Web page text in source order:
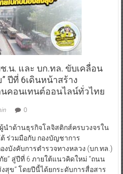
.น. และ บก.ทล. ขับเคลื่อน
ปีที่ 6เดินหน้าสร้าง
คอนเทนต์ออนไลน์ทั่วไทย
0
นำด้านธุรกิจโลจิสติกส์ครบวงจรใน
ร่วมมือกับ กองบัญชาการ
บังคับการตำรวจทางหลวง (บก.ทล.)
” สู่ปีที่ 6 ภายใต้แนวคิดใหม่ “ถนน
สุข” โดยปีนี้ได้ยกระดับการสื่อสาร